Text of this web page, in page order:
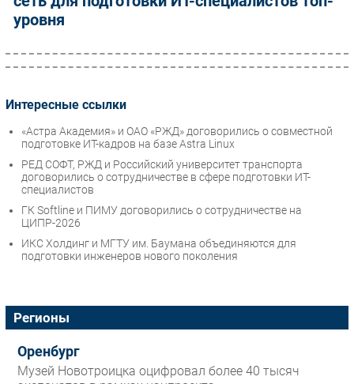
уровня
Интересные ссылки
«Астра Академия» и ОАО «РЖД» договорились о совместной
подготовке ИТ-кадров на базе Astra Linux
РЕД СОФТ, РЖД и Российский университет транспорта
договорились о сотрудничестве в сфере подготовки ИТ-
специалистов
ГК Softline и ПИМУ договорились о сотрудничестве на
ЦИПР-2026
ИКС Холдинг и МГТУ им. Баумана объединяются для
подготовки инженеров нового поколения
Регионы
Оренбург
Музей Новотроицка оцифровал более 40 тысяч